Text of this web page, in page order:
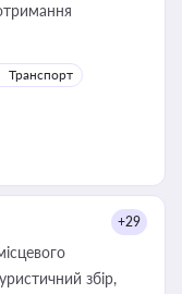
Транспорт
+29
збір,